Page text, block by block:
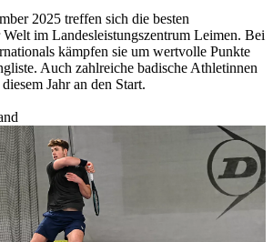
2025 treffen sich die besten
im Landesleistungszentrum Leimen. Bei
kämpfen sie um wertvolle Punkte
Auch zahlreiche badische Athletinnen
Jahr an den Start.